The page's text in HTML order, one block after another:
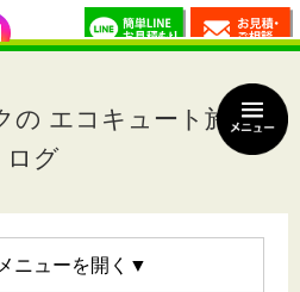
の エコキュート施工ブ
ログ
ニュー